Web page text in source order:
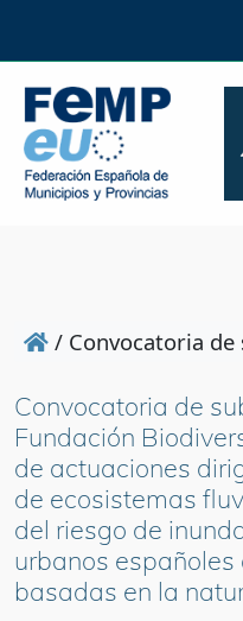
/ Convocatoria
Convocatoria de
Fundación
de actuaciones
de ecosistemas
del riesgo de
urbanos
basadas en la